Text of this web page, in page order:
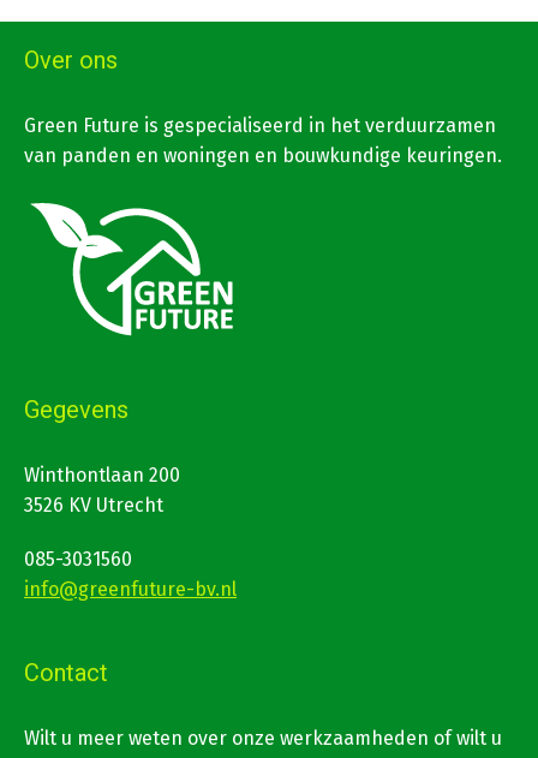
Over ons
Green Future is gespecialiseerd in het verduurzamen
van panden en woningen en bouwkundige keuringen.
Gegevens
Winthontlaan 200
3526 KV Utrecht
085-3031560
info@greenfuture-bv.nl
Contact
Wilt u meer weten over onze werkzaamheden of wilt u